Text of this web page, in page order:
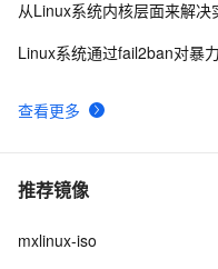
查看更多
从Linux系统内核层面来解
Linux系统通过fail2ban对暴
推荐镜像
mxlinux-iso